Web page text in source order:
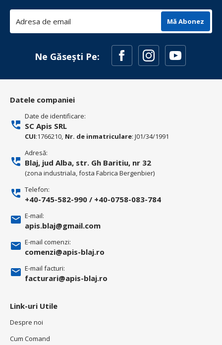
Mă Abonez
Ne Găsești Pe:
Datele companiei
Date de identificare:
SC Apis SRL
CUI:1766210, Nr. de inmatriculare: J01/34/1991
Adresă:
Blaj, jud Alba, str. Gh Baritiu, nr 32
(zona industriala, fosta Fabrica Bergenbier)
Telefon:
+40-745-582-990 / +40-0758-083-784
E-mail:
apis.blaj@gmail.com
E-mail comenzi:
comenzi@apis-blaj.ro
E-mail facturi:
facturari@apis-blaj.ro
Link-uri Utile
Despre noi
Cum Comand